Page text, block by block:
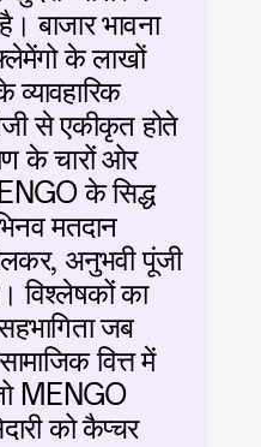
बाजार भावना
के लाखों
से एकीकृत होते
के चारों ओर
के सिद्ध
मतदान
अनुभवी पूंजी
विश्लेषकों का
जब
वित्त में
MENGO
को कैप्चर